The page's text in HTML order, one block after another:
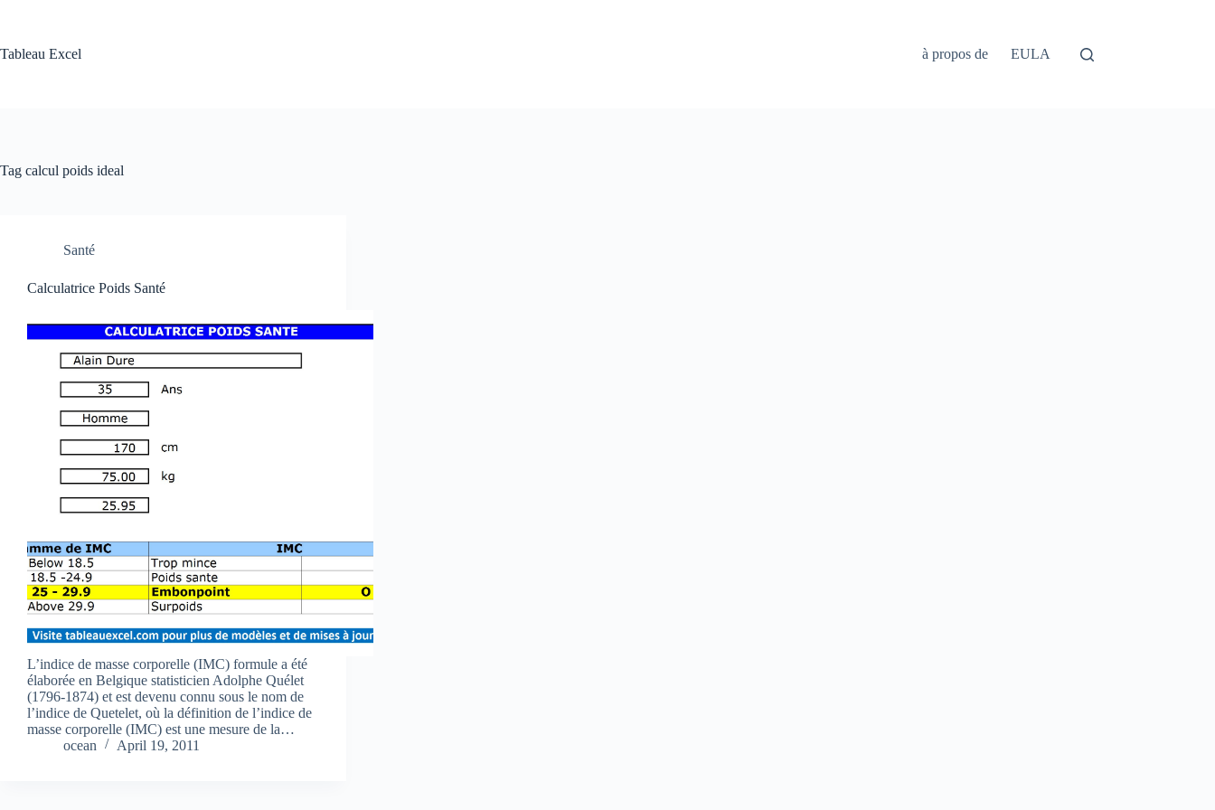
Tableau Excel
à propos de EULA
Tag calcul poids ideal
Santé
Calculatrice Poids Santé
L’indice de masse corporelle (IMC) formule a été
élaborée en Belgique statisticien Adolphe Quélet
(1796-1874) et est devenu connu sous le nom de
l’indice de Quetelet, où la définition de l’indice de
masse corporelle (IMC) est une mesure de la…
ocean
April 19, 2011